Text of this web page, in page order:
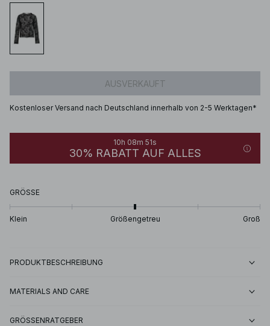
AUSVERKAUFT
Kostenloser Versand nach Deutschland innerhalb von 2-5 Werktagen*
10h 08m 51s
30% RABATT AUF ALLES
GRÖSSE
Klein Größengetreu Groß
PRODUKTBESCHREIBUNG
MATERIALS AND CARE
GRÖSSENRATGEBER